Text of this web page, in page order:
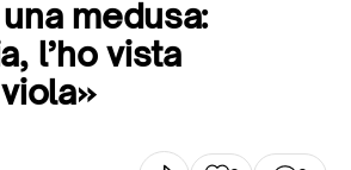
medusa:
l’ho vista